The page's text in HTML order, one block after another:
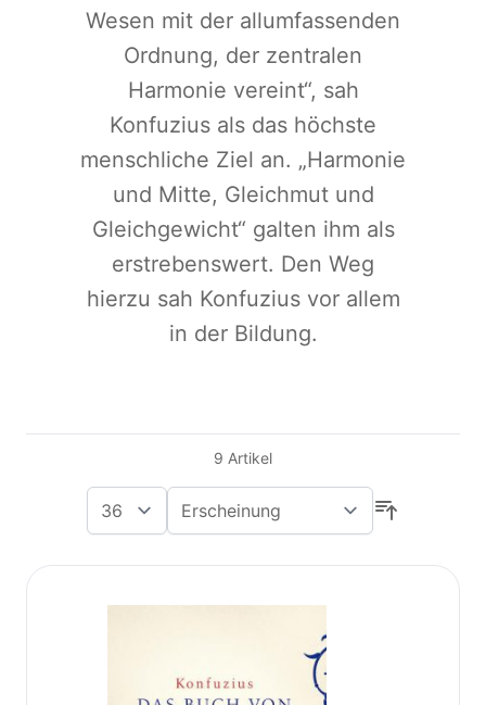
Wesen mit der allumfassenden
Ordnung, der zentralen
Harmonie vereint“, sah
Konfuzius als das höchste
menschliche Ziel an. „Harmonie
und Mitte, Gleichmut und
Gleichgewicht“ galten ihm als
erstrebenswert. Den Weg
hierzu sah Konfuzius vor allem
in der Bildung.
9 Artikel